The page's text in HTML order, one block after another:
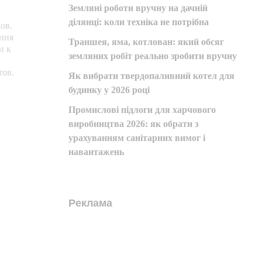
к
Земляні роботи вручну на дачній
ділянці: коли техніка не потрібна
Траншея, яма, котлован: який обсяг
земляних робіт реально зробити вручну
Як вибрати твердопаливний котел для
будинку у 2026 році
Промислові підлоги для харчового
виробництва 2026: як обрати з
урахуванням санітарних вимог і
навантажень
Реклама